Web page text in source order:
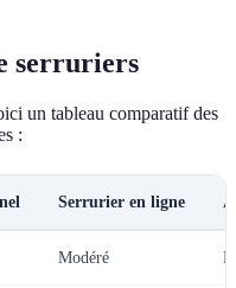
serruriers
un tableau comparatif des
:
Serrurier en ligne
Modéré